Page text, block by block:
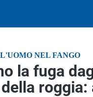
NEL FANGO
la fuga